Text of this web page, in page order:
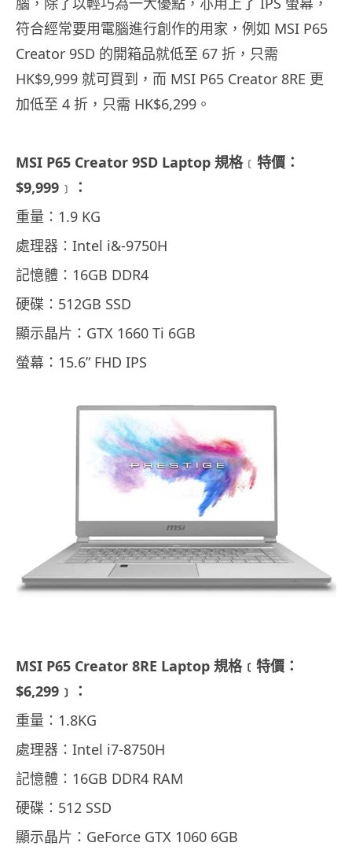
符合經常要用電腦進行創作的用家，例如 MSI P65
Creator 9SD 的開箱品就低至 67 折，只需
HK$9,999 就可買到，而 MSI P65 Creator 8RE 更
加低至 4 折，只需 HK$6,299。
MSI P65 Creator 9SD Laptop 規格﹝ 特價：
$9,999 ﹞ ：
重量：1.9 KG
處理器：Intel i&-9750H
記憶體：16GB DDR4
硬碟：512GB SSD
顯示晶片：GTX 1660 Ti 6GB
螢幕：15.6” FHD IPS
MSI P65 Creator 8RE Laptop 規格﹝特價：
$6,299﹞：
重量：1.8KG
處理器：Intel i7-8750H
記憶體：16GB DDR4 RAM
硬碟：512 SSD
顯示晶片：GeForce GTX 1060 6GB